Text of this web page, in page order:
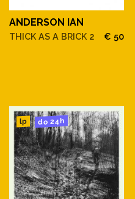
ANDERSON IAN
THICK AS A BRICK 2 € 50
lp do 24h